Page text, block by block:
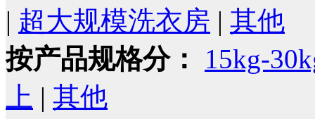
| 超大规模洗衣房 | 其他
按产品规格分：
15kg-
上 | 其他